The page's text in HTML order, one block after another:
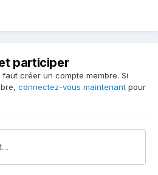
participer
créer un compte membre. Si
connectez-vous maintenant pour